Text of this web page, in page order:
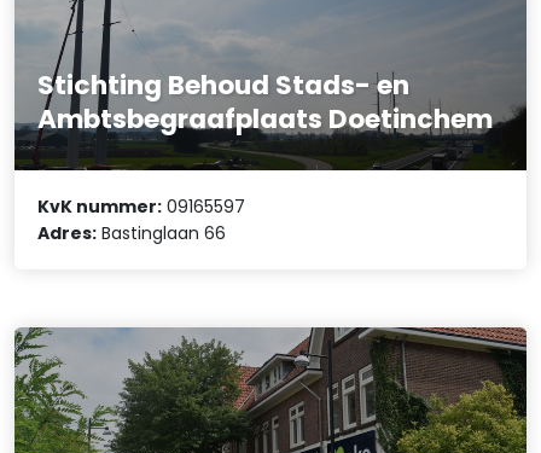
Stichting Behoud Stads- en
Ambtsbegraafplaats Doetinchem
KvK nummer: 09165597
Adres: Bastinglaan 66